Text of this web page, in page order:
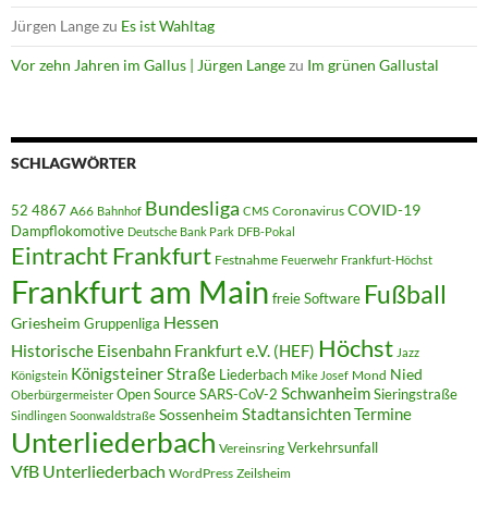
Jürgen Langezu Es ist Wahltag
Vor zehn Jahren im Gallus | Jürgen Langezu Im grünen Gallustal
SCHLAGWÖRTER
52 4867 A66 Bahnhof Bundesliga CMS Coronavirus COVID-19
Dampflokomotive Deutsche Bank Park DFB-Pokal
Eintracht Frankfurt Festnahme Feuerwehr Frankfurt-Höchst
Frankfurt am Main freie Software Fußball
Griesheim Gruppenliga Hessen
Historische Eisenbahn Frankfurt e.V. (HEF) Höchst Jazz
Königstein Königsteiner Straße Liederbach Mike Josef Mond Nied
Oberbürgermeister Open SourceSARS-CoV-2 SchwanheimSieringstraße
Sindlingen Soonwaldstraße Sossenheim StadtansichtenTermine
Unterliederbach Vereinsring Verkehrsunfall
VfB Unterliederbach WordPress Zeilsheim